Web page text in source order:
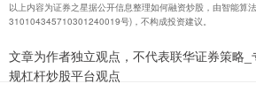
以上内容为证券之星据公开信息整理如何融资炒股，由智能算
310104345710301240019号)，不构成投资建议。
文章为作者独立观点，不代表联华证券策略
规杠杆炒股平台观点